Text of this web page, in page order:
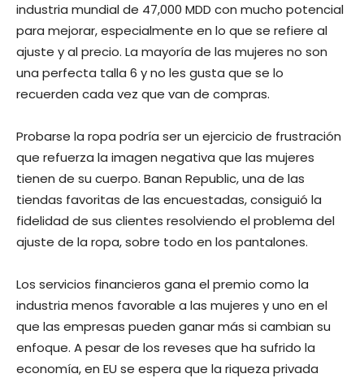
industria mundial de 47,000 MDD con mucho potencial
para mejorar, especialmente en lo que se refiere al
ajuste y al precio. La mayoría de las mujeres no son
una perfecta talla 6 y no les gusta que se lo
recuerden cada vez que van de compras.
Probarse la ropa podría ser un ejercicio de frustración
que refuerza la imagen negativa que las mujeres
tienen de su cuerpo. Banan Republic, una de las
tiendas favoritas de las encuestadas, consiguió la
fidelidad de sus clientes resolviendo el problema del
ajuste de la ropa, sobre todo en los pantalones.
Los servicios financieros gana el premio como la
industria menos favorable a las mujeres y uno en el
que las empresas pueden ganar más si cambian su
enfoque. A pesar de los reveses que ha sufrido la
economía, en EU se espera que la riqueza privada